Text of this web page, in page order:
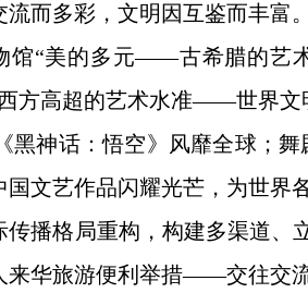
流而多彩，文明因互鉴而丰富
馆“美的多元——古希腊的艺
方高超的艺术水准——世界文
黑神话：悟空》风靡全球；
文艺作品闪耀光芒，为世界
传播格局重构，构建多渠道、
来华旅游便利举措——交往交